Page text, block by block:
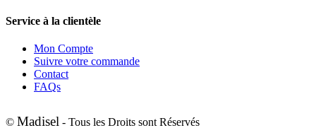
Service à la clientèle
Mon Compte
Suivre votre commande
Contact
FAQs
© Madisel - Tous les Droits sont Réservés